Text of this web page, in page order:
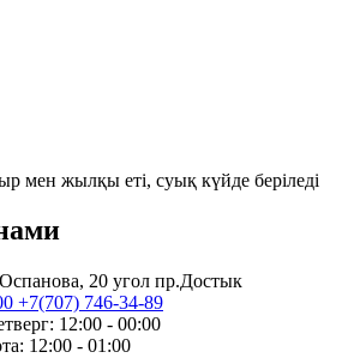
мен жылқы еті, суық күйде беріледі
20 угол пр.Достык
+7(707) 746-34-89
12:00 - 00:00
12:00 - 01:00